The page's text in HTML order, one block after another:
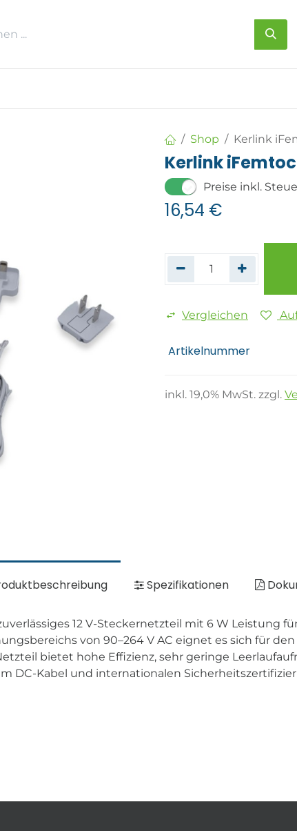
Shop Kerlink
Kerlink
Preise inkl.
16,54 €
Vergleichen
Artikelnummer
inkl. 19,0% MwSt. zzgl.
Spezifikationen
12 V-Steckernetzteil mit 6 W Leistung
von 90–264 V AC eignet es sich für
bietet hohe Effizienz, sehr geringe
DC-Kabel und internationalen